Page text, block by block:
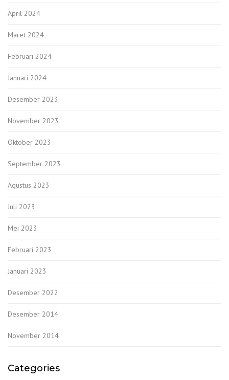
April 2024
Maret 2024
Februari 2024
Januari 2024
Desember 2023
November 2023
Oktober 2023
September 2023
Agustus 2023
Juli 2023
Mei 2023
Februari 2023
Januari 2023
Desember 2022
Desember 2014
November 2014
Categories